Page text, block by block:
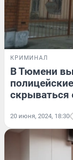
КРИМИНАЛ
В Тюмени
скрываться
20 июня, 2024, 18:30